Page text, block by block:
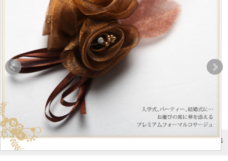
フォーマルコサージュ CO312-BR 結婚式 パーティー 入学式 入園式 卒園式 卒業式 お宮参り 花
ふわふわ 通販 ブラウン 可愛い 髪飾り レディース 女性用 華やか